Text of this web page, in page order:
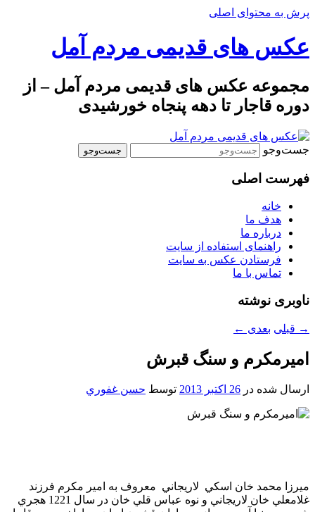
پرش به محتوای اصلی
عکس های قدیمی مردم آمل
مجموعه عکس های قدیمی مردم آمل – از
دوره قاجار تا دهه پنجاه خورشیدی
جست‌وجو
فهرست اصلی
خانه
هدف ما
درباره ما
راهنمای استفاده از سایت
فرستادن عکس به سایت
تماس با ما
ناوبری نوشته
→ قبلی بعدی ←
اميرمکرم و سنگ قبرش
ارسال شده در 26 اکتبر 2013 توسط حسن غفوري
ميرزا محمد خان اسکي لاريجاني معروف به امير مکرم فرزند
غلامعلي خان لاريجاني و نوه عباس قلي خان در سال 1221 هجري